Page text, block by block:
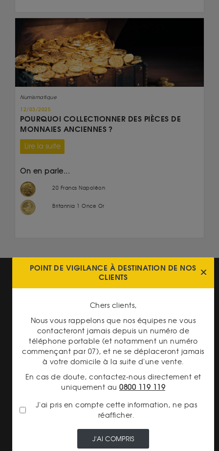
Numismatique
12/03/2025
POURQUOI COLLECTIONNER DES PIÈCES DE
MONNAIES ANCIENNES ?
Lire la suite
On en parle...
20 Francs Napoléon
Britannia 1 Once Or
TRANSPARENCE DES
PRIX
PAIEMENT SECURISÉ
POINT DE VIGILANCE À DESTINATION DE NOS
CLIENTS
Chers clients,
Nous vous rappelons que nos équipes ne vous
contacteront jamais depuis un numéro de
téléphone portable (et notamment un numéro
commençant par 07), et ne se déplaceront jamais
à votre domicile à la suite d'une vente.
En cas de doute, contactez-nous directement et
uniquement au 0800 119 119
J'ai pris en compte cette information, ne pas
réafficher.
J'AI COMPRIS